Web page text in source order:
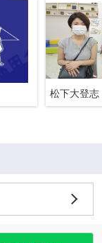
松下大登志